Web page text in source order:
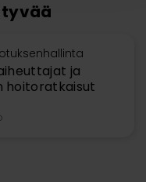
ja
hoitoratkaisut